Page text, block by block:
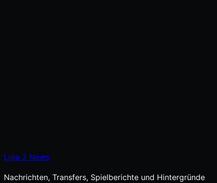
Liga 3 News
Nachrichten, Transfers, Spielberichte und Hintergründe